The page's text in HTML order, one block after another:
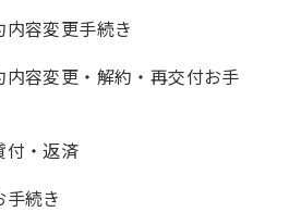
容変更手続き
容変更・解約・再交付お手
・返済
手続き